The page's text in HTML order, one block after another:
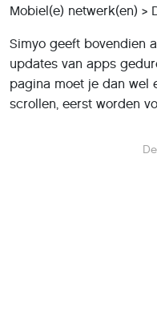
Mobiel(e) netwerk(en) >
Simyo geeft bovendien
updates van apps
pagina moet je dan wel
scrollen, eerst worden